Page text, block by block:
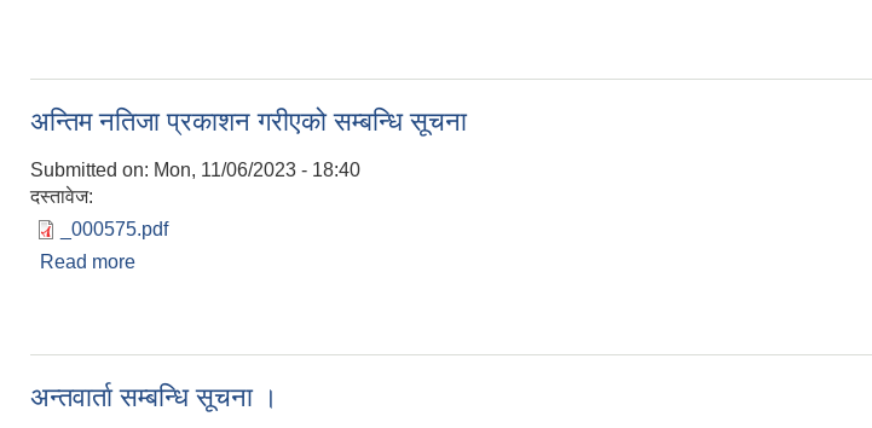
अन्तिम नतिजा प्रकाशन गरीएको सम्बन्धि सूचना
Submitted on: Mon, 11/06/2023 - 18:40
दस्तावेज:
_000575.pdf
Read more
अन्तवार्ता सम्बन्धि सूचना ।